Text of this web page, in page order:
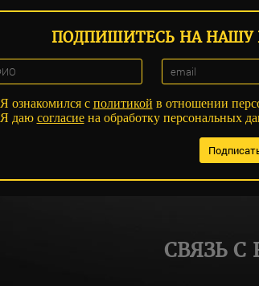
ПОДПИШИТЕСЬ НА НАШУ
Я ознакомился с политикой в отношении
Я даю согласиена обработку персональных
СВЯЗЬ